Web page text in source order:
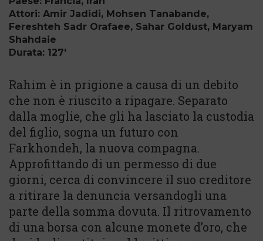
Attori: Amir Jadidi, Mohsen Tanabande,
Fereshteh Sadr Orafaee, Sahar Goldust, Maryam
Shahdaie
Durata: 127'
Rahim è in prigione a causa di un debito
che non è riuscito a ripagare. Separato
dalla moglie, che gli ha lasciato la custodia
del figlio, sogna un futuro con
Farkhondeh, la nuova compagna.
Approfittando di un permesso di due
giorni, cerca di convincere il suo creditore
a ritirare la denuncia versandogli una
parte della somma dovuta. Il ritrovamento
di una borsa con alcune monete d’oro, che